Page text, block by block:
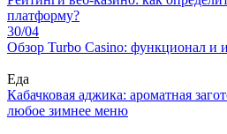
платформу?
30/04
Обзор Turbo Casino: функционал и
Еда
Кабачковая аджика: ароматная
любое зимнее меню